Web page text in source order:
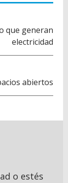
que generan
electricidad
abiertos
o estés